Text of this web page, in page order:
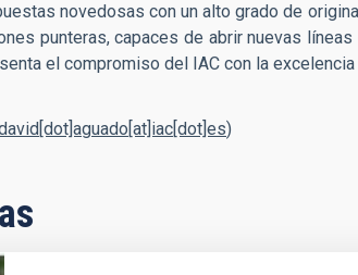
novedosas con un alto grado de
punteras, capaces de abrir nuevas
el compromiso del IAC con la
)